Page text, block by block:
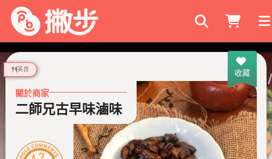
搜尋商家
收藏
美食
關於商家
二師兄古早味滷味